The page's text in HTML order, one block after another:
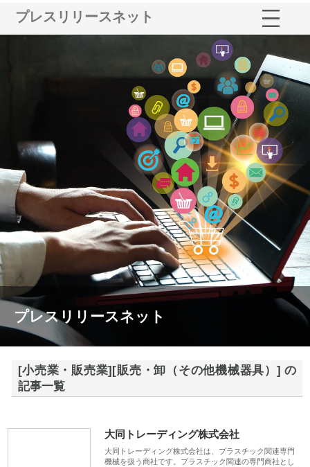
プレスリリースネット
プレスリリースネット
[小売業・販売業][販売・卸（その他機械器具）] の
記事一覧
大同トレーディング株式会社
大同トレーディング株式会社は、プラスチック関連専門
機械を扱う商社です。プラスチック関連の専門商社とし